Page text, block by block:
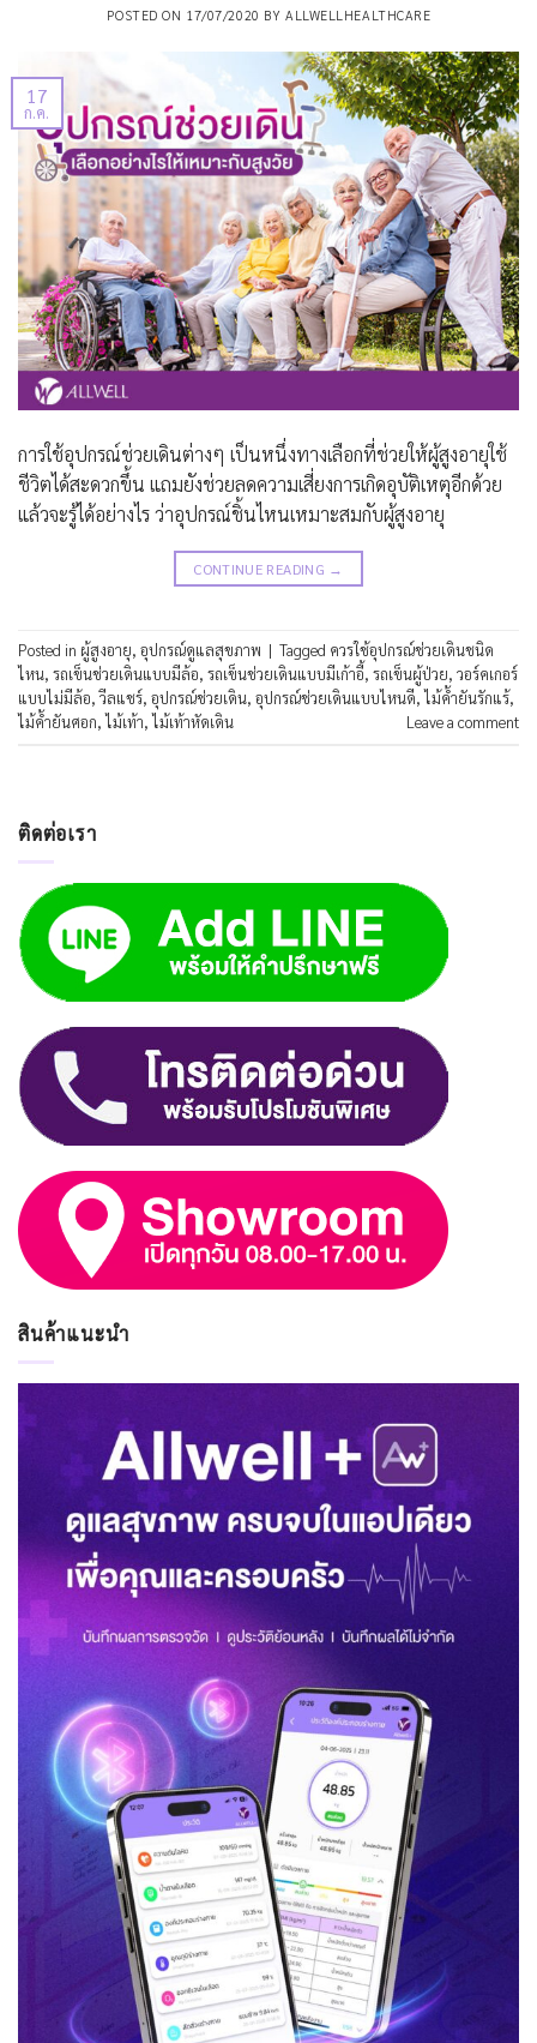
POSTED ON 17/07/2020 BY ALLWELLHEALTHCARE
17
ก.ค.
การใช้อุปกรณ์ช่วยเดินต่างๆ เป็นหนึ่งทางเลือกที่ช่วยให้ผู้สูงอายุใช้
ชีวิตได้สะดวกขึ้น แถมยังช่วยลดความเสี่ยงการเกิดอุบัติเหตุอีกด้วย
แล้วจะรู้ได้อย่างไร ว่าอุปกรณ์ชิ้นไหนเหมาะสมกับผู้สูงอายุ
CONTINUE READING →
Posted in ผู้สูงอายุ, อุปกรณ์ดูแลสุขภาพ | Tagged ควรใช้อุปกรณ์ช่วยเดินชนิด
ไหน, รถเข็นช่วยเดินแบบมีล้อ, รถเข็นช่วยเดินแบบมีเก้าอี้, รถเข็นผู้ป่วย, วอร์คเกอร์
แบบไม่มีล้อ,วีลแชร์, อุปกรณ์ช่วยเดิน, อุปกรณ์ช่วยเดินแบบไหนดี, ไม้ค้ำยันรักแร้,
ไม้ค้ำยันศอก, ไม้เท้า, ไม้เท้าหัดเดิน Leave a comment
ติดต่อเรา
สินค้าแนะนำ